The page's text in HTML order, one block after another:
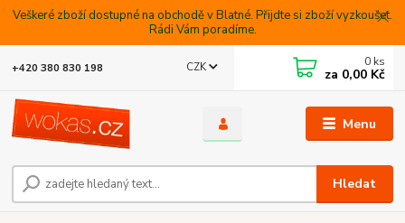
Veškeré zboží dostupné na obchodě v Blatné. Přijdte si zboží vyzkoušet.
Rádi Vám poradíme.
Menu
CZK
Hledat
+420 380 830 198 0 ks
za 0,00 Kč